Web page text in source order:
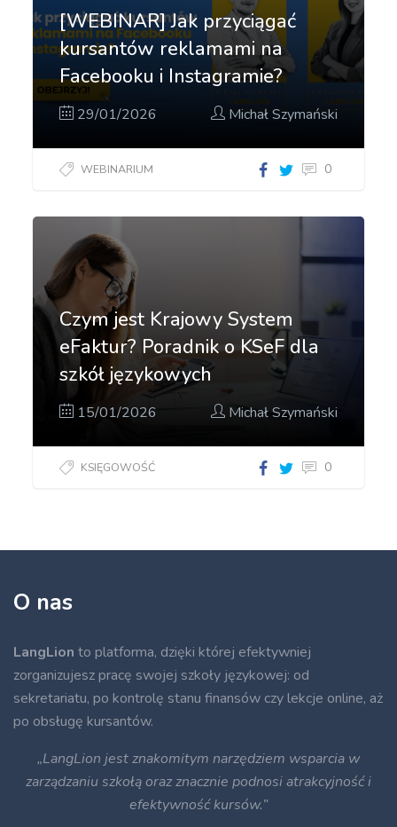
językowej?"]
[WEBINAR] Jak przyciągać
kursantów reklamami na
Facebooku i Instagramie?
29/01/2026 Michał Szymański
WEBINARIUM
przyciągać
i
Instagramie?"]
0
Czym jest Krajowy System
eFaktur? Poradnik o KSeF dla
szkół językowych
15/01/2026 Michał Szymański
KSIĘGOWOŚĆ 0
O nas
LangLion to platforma, dzięki której efektywniej
zorganizujesz pracę swojej szkoły językowej: od
sekretariatu, po kontrolę stanu finansów czy lekcje online, aż
po obsługę kursantów.
„LangLion jest znakomitym narzędziem wsparcia w
zarządzaniu szkołą oraz znacznie podnosi atrakcyjność i
efektywność kursów.”